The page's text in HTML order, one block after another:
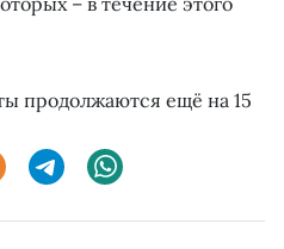
продолжаются ещё на 15